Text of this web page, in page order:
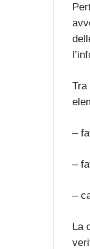
Tra
–
–
–
La